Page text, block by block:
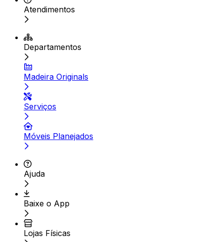
Atendimentos
Departamentos
Madeira Originals
Serviços
Móveis Planejados
Ajuda
Baixe o App
Lojas Físicas